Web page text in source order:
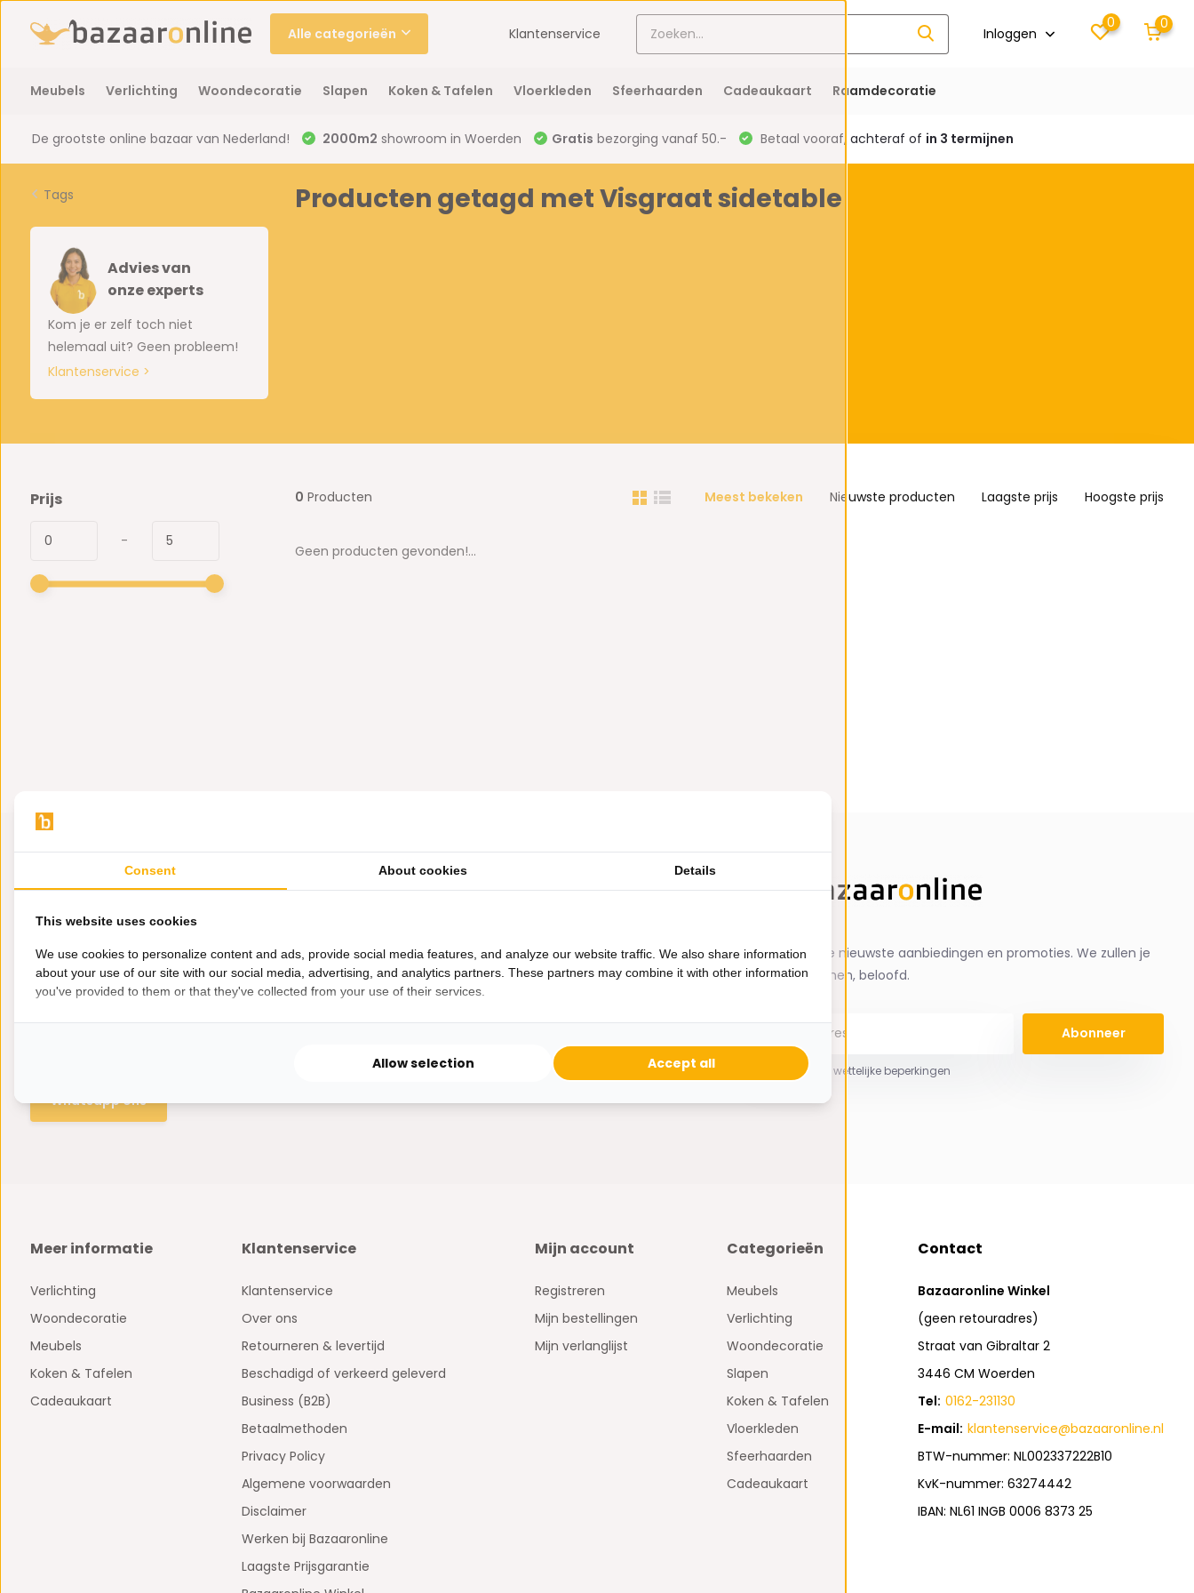
Alle categorieën Klantenservice Inloggen
0 0
Meubels Verlichting Woondecoratie Slapen Koken & Tafelen Vloerkleden Sfeerhaarden Cadeaukaart Raamdecoratie
De grootste online bazaar van Nederland! 2000m2 showroom in Woerden Gratis bezorging vanaf 50.- Betaal vooraf, achteraf of in 3 termijnen
Tags
Advies van
onze experts
Kom je er zelf toch niet
helemaal uit? Geen probleem!
Klantenservice >
Producten getagd met Visgraat sidetable
Prijs
-
0 Producten Meest bekeken Nieuwste producten Laagste prijs Hoogste prijs
Geen producten gevonden!...
Hulp nodig?
Whatsapp ons
Heb je een vraag?
Bereikbaar van ma - vr 10:00 tot 17:00
0162-231130
klantenservice@bazaaronline.nl
Ontvang de nieuwste aanbiedingen en promoties. We zullen je
niet spammen, beloofd.
Abonneer
* Lees hier de wettelijke beperkingen
Meer informatie
Verlichting
Woondecoratie
Meubels
Koken & Tafelen
Cadeaukaart
Klantenservice
Klantenservice
Over ons
Retourneren & levertijd
Beschadigd of verkeerd geleverd
Business (B2B)
Betaalmethoden
Privacy Policy
Algemene voorwaarden
Disclaimer
Werken bij Bazaaronline
Laagste Prijsgarantie
Mijn account
Registreren
Mijn bestellingen
Mijn verlanglijst
Categorieën
Meubels
Verlichting
Woondecoratie
Slapen
Koken & Tafelen
Vloerkleden
Sfeerhaarden
Cadeaukaart
Contact
Bazaaronline Winkel
(geen retouradres)
Straat van Gibraltar 2
3446 CM Woerden
Tel: 0162-231130
E-mail: klantenservice@bazaaronline.nl
BTW-nummer: NL002337222B10
KvK-nummer: 63274442
IBAN: NL61 INGB 0006 8373 25
Consent About cookies Details
This website uses cookies
We use cookies to personalize content and ads, provide social media features, and analyze our website traffic. We also share information
about your use of our site with our social media, advertising, and analytics partners. These partners may combine it with other information
you've provided to them or that they've collected from your use of their services.
Allow selection Accept all